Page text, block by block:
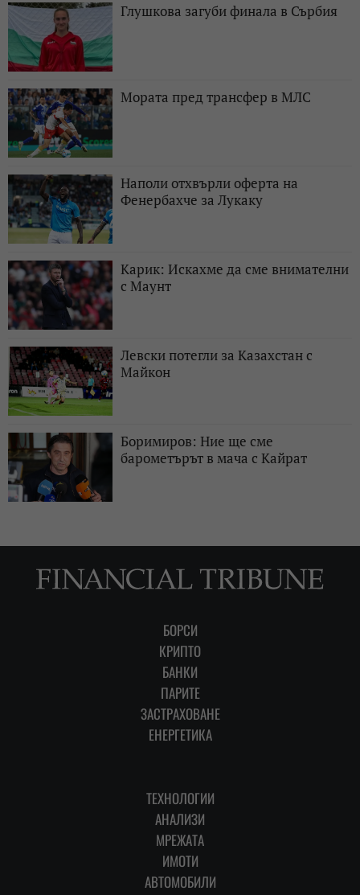
Глушкова загуби финала в Сърбия
Мората пред трансфер в МЛС
Наполи отхвърли оферта на
Фенербахче за Лукаку
Карик: Искахме да сме внимателни
с Маунт
Левски потегли за Казахстан с
Майкон
Боримиров: Ние ще сме
барометърът в мача с Кайрат
БОРСИ
КРИПТО
БАНКИ
ПАРИТЕ
ЗАСТРАХОВАНЕ
ЕНЕРГЕТИКА
ТЕХНОЛОГИИ
АНАЛИЗИ
МРЕЖАТА
ИМОТИ
АВТОМОБИЛИ